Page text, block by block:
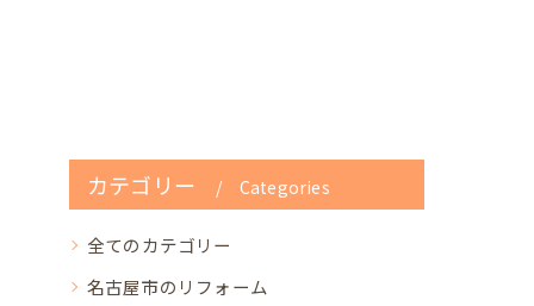
カテゴリー Categories
全てのカテゴリー
名古屋市のリフォーム